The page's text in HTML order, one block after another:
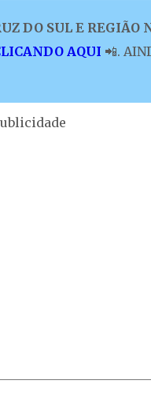
DO SUL E REGIÃO
AQUI 📲.